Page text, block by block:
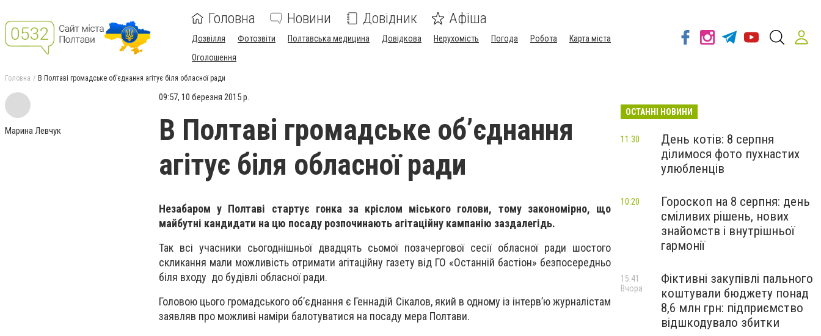
Головна Новини Довідник Афіша
Дозвілля Фотозвіти Полтавська медицина Довідкова Нерухомість Погода Робота
Карта міста
Оголошення
Головна В Полтаві громадське об’єднання агітує біля обласної ради
Марина Левчук
09:57, 10 березня 2015 р.
В Полтаві громадське об’єднання
агітує біля обласної ради
Незабаром у Полтаві стартує гонка за кріслом міського голови, тому закономірно, що
майбутні кандидати на цю посаду розпочинають агітаційну кампанію заздалегідь.
Так всі учасники сьогоднішньої двадцять сьомої позачергової сесії обласної ради шостого
скликання мали можливість отримати агітаційну газету від ГО «Останній бастіон» безпосередньо
біля входу до будівлі обласної ради.
Головою цього громадського об’єднання є Геннадій Сікалов, який в одному із інтерв’ю журналістам
заявляв про можливі наміри балотуватися на посаду мера Полтави.
ОСТАННІ НОВИНИ
День котів: 8 серпня
ділимося фото пухнастих
улюбленців
11:30
Гороскоп на 8 серпня: день
сміливих рішень, нових
знайомств і внутрішньої
гармонії
10:20
Фіктивні закупівлі пального
коштували бюджету понад
8,6 млн грн: підприємство
відшкодувало збитки
15:41
Вчора